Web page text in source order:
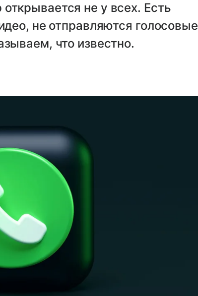
не у всех. Есть
не отправляются голосовые
что известно.